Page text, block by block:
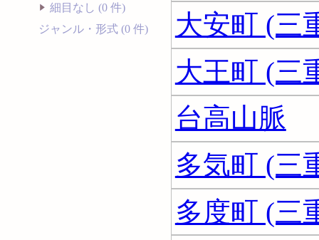
細目なし (0 件)
ジャンル・形式 (0 件)
大安町 (三
大王町 (三
台高山脈
多気町 (三
多度町 (三